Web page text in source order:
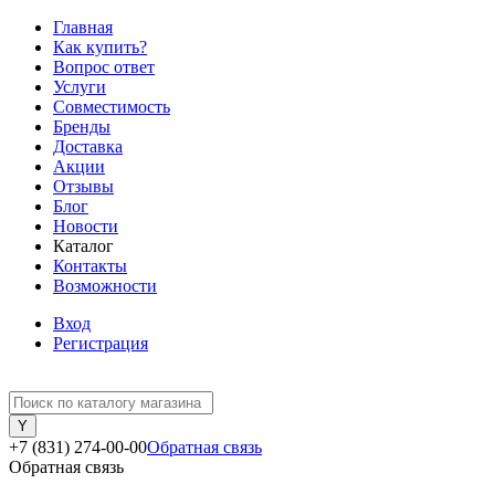
Главная
Как купить?
Вопрос ответ
Услуги
Совместимость
Бренды
Доставка
Акции
Отзывы
Блог
Новости
Каталог
Контакты
Возможности
Вход
Регистрация
+7 (831) 274-00-00Обратная связь
Обратная связь